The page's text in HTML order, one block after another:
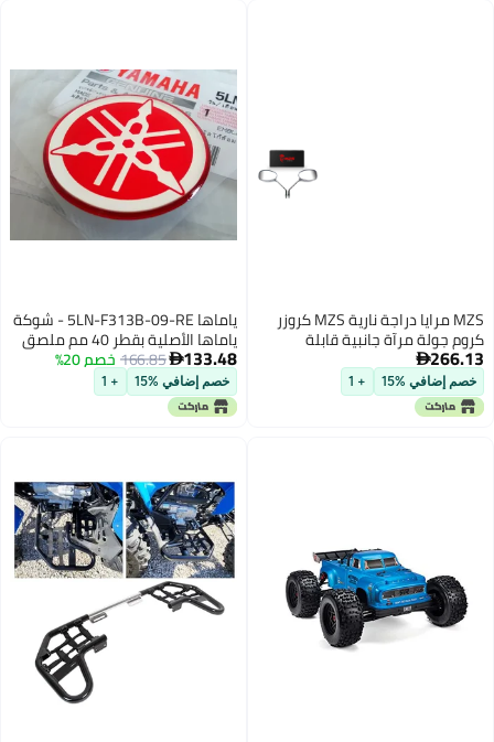
MZS مرايا دراجة نارية MZS كروزر
كروم جولة مرآة جانبية قابلة
للتعديل متوافقة مع فيوري
300 500 CMX سابر شادو ستايت
لاين فالكيري VTX1300 VTX1800
266.13
خصم إضافي %15 + 1
ياماها 5LN-F313B-09-RE - شوكة
ياماها الأصلية بقطر 40 مم ملصق
شعار شعار الجل القبة المرتفعة
باللون الأحمر المثبت لراتنج الجل ذاتيا
اللاصق لدراجة نارية/دراجة مائية/
دراجة رباعية/دراجة ثلجية
133.48
166.85خصم 20%
خصم إضافي %15 + 1